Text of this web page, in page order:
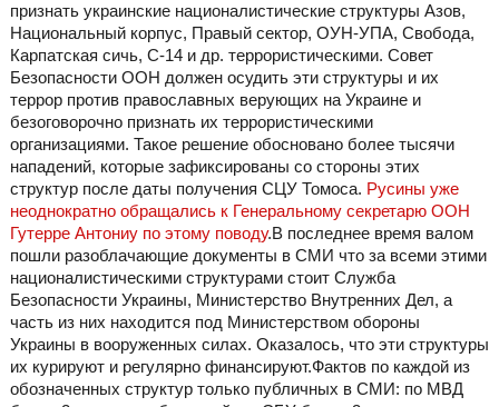
признать украинские националистические структуры Азов,
Национальный корпус, Правый сектор, ОУН-УПА, Свобода,
Карпатская сичь, С-14 и др. террористическими. Совет
Безопасности ООН должен осудить эти структуры и их
террор против православных верующих на Украине и
безоговорочно признать их террористическими
организациями. Такое решение обосновано более тысячи
нападений, которые зафиксированы со стороны этих
структур после даты получения СЦУ Томоса. Русины уже
неоднократно обращались к Генеральному секретарю ООН
Гутерре Антониу по этому поводу.В последнее время валом
пошли разоблачающие документы в СМИ что за всеми этими
националистическими структурами стоит Служба
Безопасности Украины, Министерство Внутренних Дел, а
часть из них находится под Министерством обороны
Украины в вооруженных силах. Оказалось, что эти структуры
их курируют и регулярно финансируют.Фактов по каждой из
обозначенных структур только публичных в СМИ: по МВД